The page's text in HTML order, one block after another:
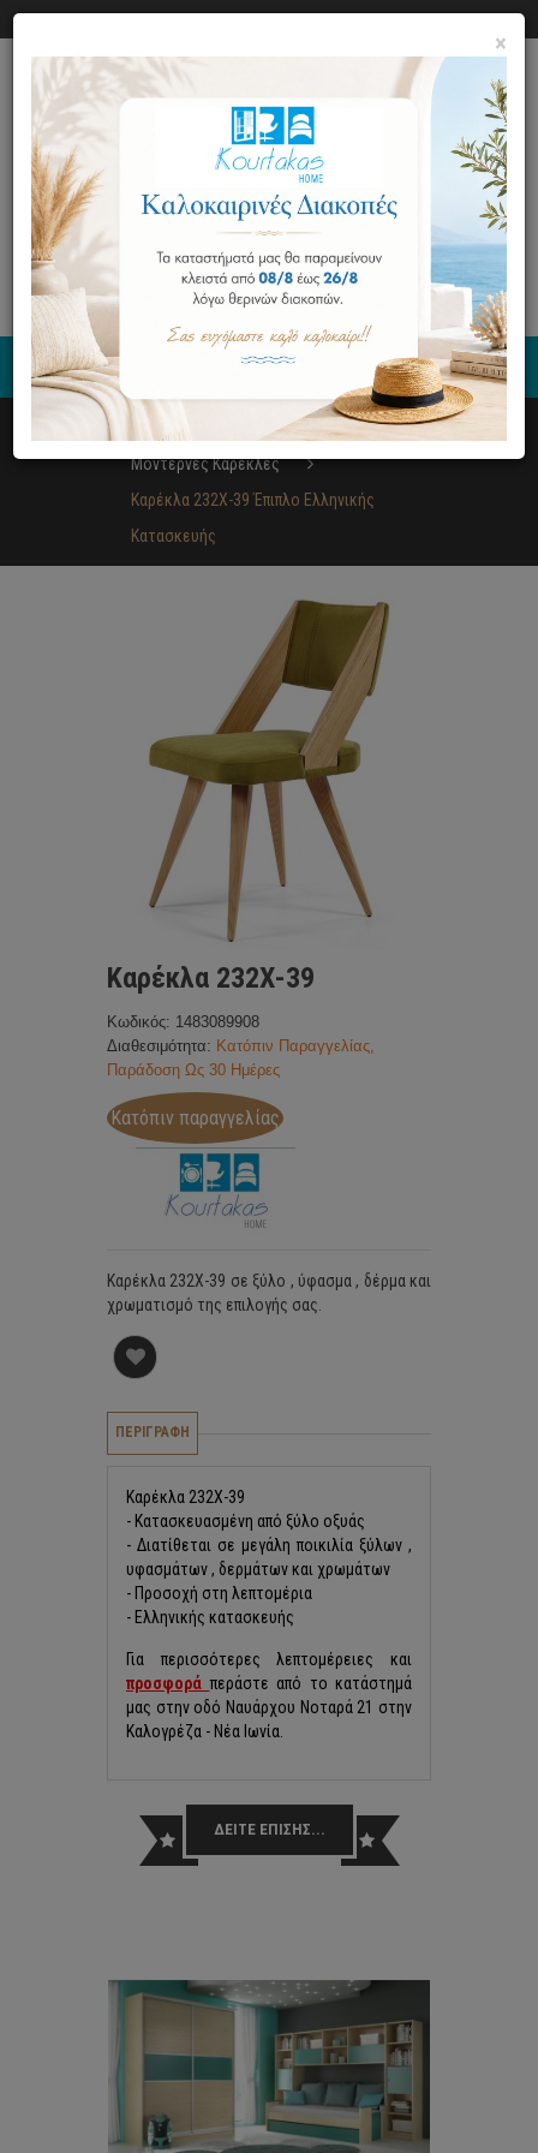
0
Τραπεζαρία
Μοντέρνες Καρέκλες
Καρέκλα 232Χ-39 Έπιπλο Ελληνικής
Κατασκευής
Καρέκλα 232Χ-39
Κωδικός: 1483089908
Διαθεσιμότητα: Κατόπιν Παραγγελίας,
Παράδοση Ως 30 Ημέρες
Κατόπιν παραγγελίας
Καρέκλα 232Χ-39 σε ξύλο , ύφασμα , δέρμα και
χρωματισμό της επιλογής σας.
ΠΕΡΙΓΡΑΦΗ
Καρέκλα 232Χ-39
- Κατασκευασμένη από ξύλο οξυάς
- Διατίθεται σε μεγάλη ποικιλία ξύλων ,
υφασμάτων , δερμάτων και χρωμάτων
- Προσοχή στη λεπτομέρια
- Ελληνικής κατασκευής
Για περισσότερες λεπτομέρειες και
προσφορά περάστε από το κατάστημά
μας στην οδό Ναυάρχου Νοταρά 21 στην
Καλογρέζα - Νέα Ιωνία.
ΔΕΙΤΕ ΕΠΙΣΗΣ...
×